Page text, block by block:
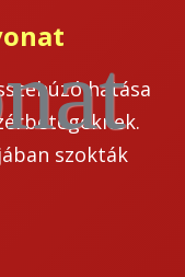
hatása
szokták